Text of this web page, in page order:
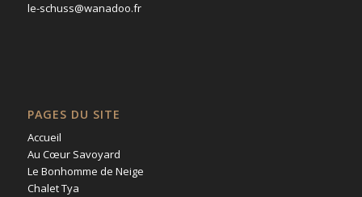
le-schuss@wanadoo.fr
PAGES DU SITE
Accueil
Au Cœur Savoyard
Le Bonhomme de Neige
Chalet Tya